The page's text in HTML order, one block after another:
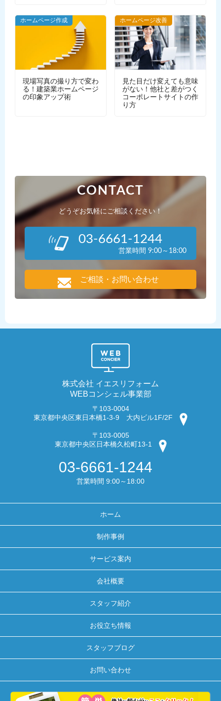
WEBデザイン
ホームページ作成
現場写真の撮り方で変わ
る！建築業ホームページ
の印象アップ術
ホームページ改善
見た目だけ変えても意味
がない！他社と差がつく
コーポレートサイトの作
り方
CONTACT
どうぞお気軽にご相談ください！
03-6661-1244
営業時間 9:00～18:00
ご相談・お問い合わせ
株式会社 イエスリフォーム
WEBコンシェル事業部
〒103-0004
東京都中央区東日本橋1-3-9 大内ビル1F/2F
〒103-0005
東京都中央区日本橋久松町13-1
03-6661-1244
営業時間 9:00～18:00
ホーム
制作事例
サービス案内
会社概要
スタッフ紹介
お役立ち情報
スタッフブログ
お問い合わせ